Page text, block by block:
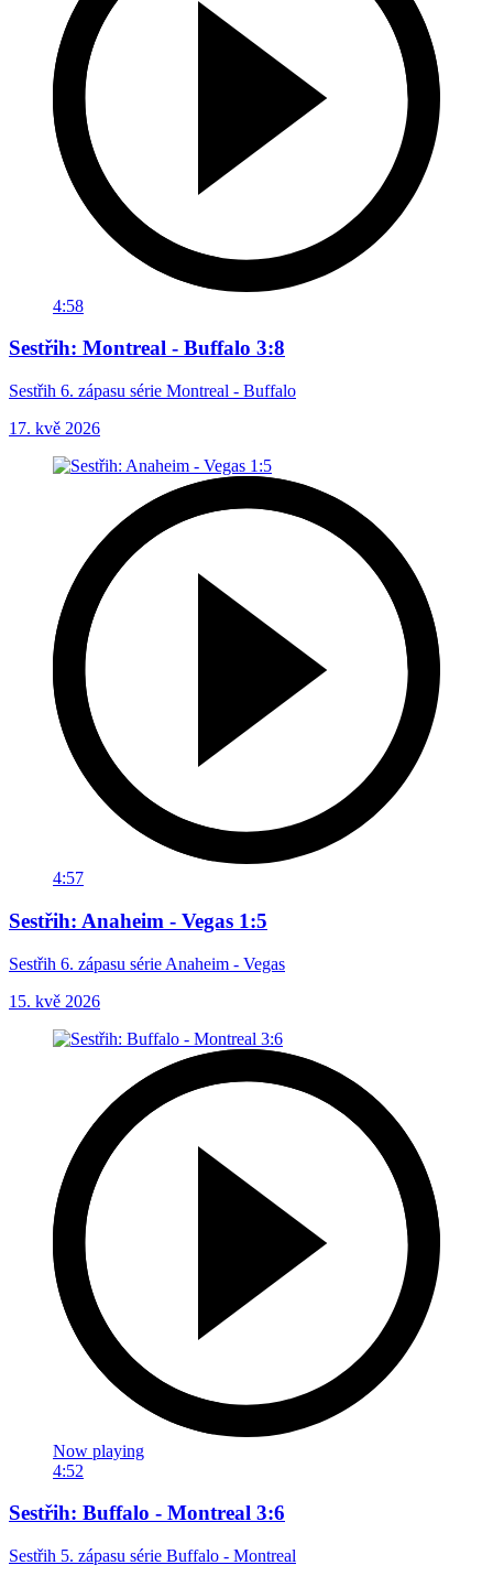
4:58
Sestřih: Montreal - Buffalo 3:8
Sestřih 6. zápasu série Montreal - Buffalo
17. kvě 2026
4:57
Sestřih: Anaheim - Vegas 1:5
Sestřih 6. zápasu série Anaheim - Vegas
15. kvě 2026
Now playing
4:52
Sestřih: Buffalo - Montreal 3:6
Sestřih 5. zápasu série Buffalo - Montreal